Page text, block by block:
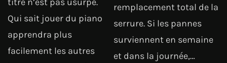
Qui sait jouer du piano
apprendra plus
facilement les autres
remplacement total de la
serrure. Si les pannes
surviennent en semaine
et dans la journée,…